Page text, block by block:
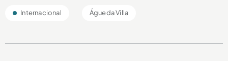
Internacional Águeda Villa